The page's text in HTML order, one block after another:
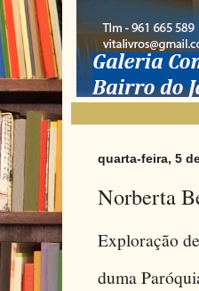
quarta-feira, 5
Norberta
Exploração
duma